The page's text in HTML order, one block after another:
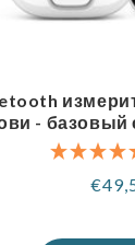
- базовый